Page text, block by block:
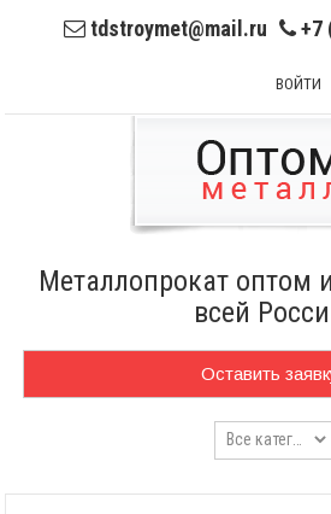
tdstroymet@mail.ru +7
ВОЙТИ
Металлопрокат оптом
всей
Оставить